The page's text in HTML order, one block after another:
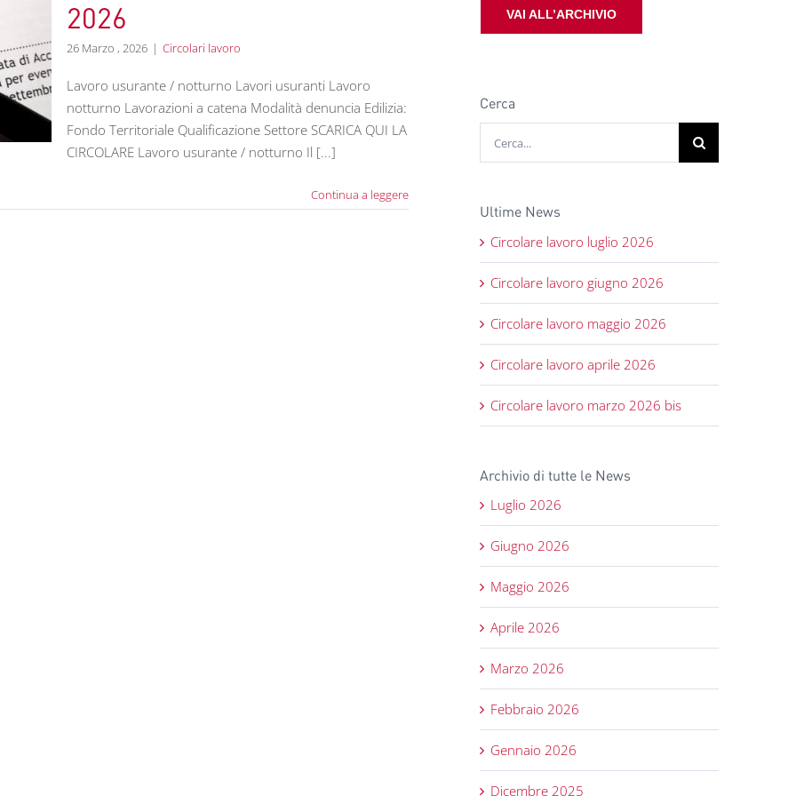
2026
26 Marzo , 2026 | Circolari lavoro
Lavoro usurante / notturno Lavori usuranti Lavoro
notturno Lavorazioni a catena Modalità denuncia Edilizia:
Fondo Territoriale Qualificazione Settore SCARICA QUI LA
CIRCOLARE Lavoro usurante / notturno Il [...]
Continua a leggere
VAI ALL’ARCHIVIO
Cerca
Ultime News
Circolare lavoro luglio 2026
Circolare lavoro giugno 2026
Circolare lavoro maggio 2026
Circolare lavoro aprile 2026
Circolare lavoro marzo 2026 bis
Archivio di tutte le News
Luglio 2026
Giugno 2026
Maggio 2026
Aprile 2026
Marzo 2026
Febbraio 2026
Gennaio 2026
Dicembre 2025